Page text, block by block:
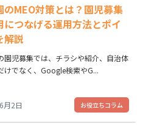
のMEO対策とは？園児募集
につなげる運用方法とポイ
解説
園児募集では、チラシや紹介、自治体
けでなく、Google検索やG...
月2日 お役立ちコラム